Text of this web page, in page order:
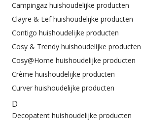
Campingaz huishoudelijke producten
Clayre & Eef huishoudelijke producten
Contigo huishoudelijke producten
Cosy & Trendy huishoudelijke producten
Cosy@Home huishoudelijke producten
Crème huishoudelijke producten
Curver huishoudelijke producten
D
Decopatent huishoudelijke producten